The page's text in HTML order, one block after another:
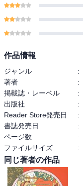
作品情報
ジャンル :
著者
:
掲載誌・レーベル
:
出版社
:
Reader Store発売日
:
書誌発売日
:
ページ数
:
ファイルサイズ
:
同じ著者の作品